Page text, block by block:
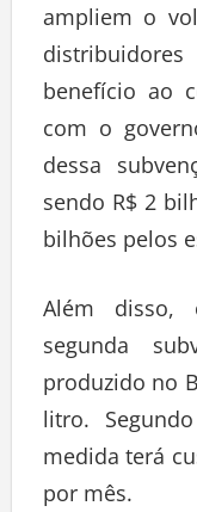
ampliem o
benefício ao
com o
dessa
sendo R$ 2
bilhões pelos
Além disso,
segunda
produzido no
litro.
medida terá
por mês.